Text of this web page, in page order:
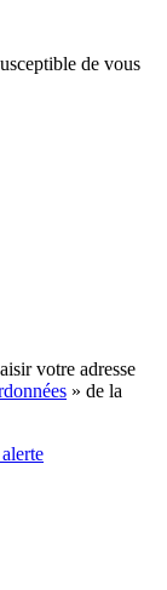
de vous
votre adresse
» de la